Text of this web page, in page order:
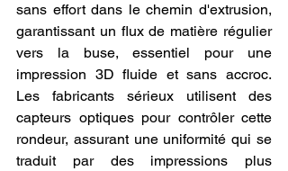
sans effort dans le chemin d'extrusion,
garantissant un flux de matière régulier
vers la buse, essentiel pour une
impression 3D fluide et sans accroc.
Les fabricants sérieux utilisent des
capteurs optiques pour contrôler cette
rondeur, assurant une uniformité qui se
traduit par des impressions plus